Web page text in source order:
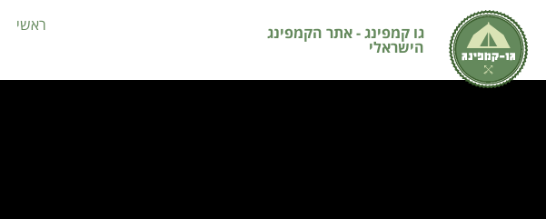
גו קמפינג - אתר הקמפינג
הישראלי
ראשי